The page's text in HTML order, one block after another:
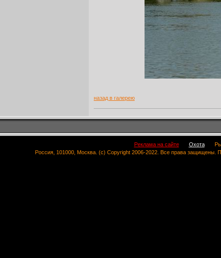
назад в галерею
Реклама на сайте Охота
Россия, 101000, Москва. (c) Copyright 2006-2022. Все права защищены.